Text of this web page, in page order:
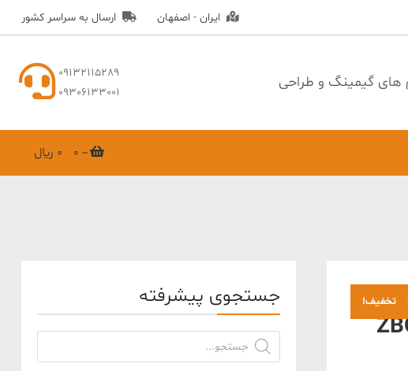
ایران - اصفهان ارسال به سراسر کشور
گیمینگ و طراحی
09132115289
09306133001
0 0 ﷼
تخفیف!
لپ تاپ اپن باکس اچ پی مدل HP
جستجوی پیشرفته
جستجوی
محصولات